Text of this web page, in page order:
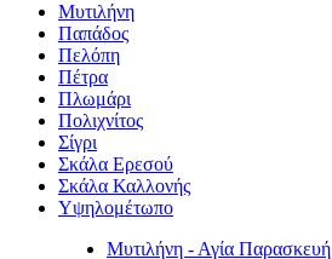
Μυτιλήνη
Παπάδος
Πελόπη
Πέτρα
Πλωμάρι
Πολιχνίτος
Σίγρι
Σκάλα Ερεσού
Σκάλα Καλλονής
Υψηλομέτωπο
Μυτιλήνη - Αγία Παρασκευή